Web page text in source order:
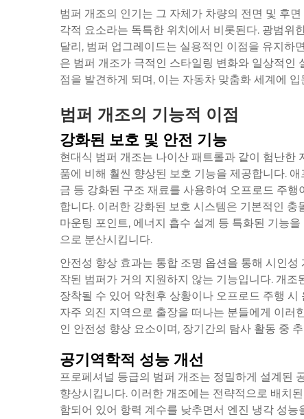
범퍼 개조의 인기는 그 자체가 차량의 전면 및 후
각적 요소라는 독특한 위치에서 비롯된다. 광범위
달리, 범퍼 업그레이드는 실용적인 이점을 유지하
은 범퍼 개조가 극적인 스타일링 변화와 일상적인
점을 발견하게 되며, 이는 자동차 맞춤화 세계에
범퍼 개조의 기능적 이점
강화된 보호 및 안전 기능
현대식 범퍼 개조는 나이산 패트롤과 같이 험난한
품에 비해 훨씬 향상된 보호 기능을 제공합니다.
금 등 강화된 구조 재료를 사용하여 오프로드 주
합니다. 이러한 강화된 보호 시스템은 기본적인
마운팅 포인트, 에너지 흡수 설계 등 특화된 기능
으로 분산시킵니다.
안전성 향상 효과는 통합 조명 옵션을 통해 시인
작된 범퍼가 거의 지원하지 않는 기능입니다. 개
장착될 수 있어 악천후 상황이나 오프로드 주행
자주 외진 지역으로 출장을 떠나는 분들에게 이러
인 안전성 향상 요소이며, 장기간의 탐사 활동 중
공기역학적 성능 개선
프로페셔널 등급의 범퍼 개조는 정밀하게 설계된
향상시킵니다. 이러한 개조에는 전략적으로 배치
함되어 있어 항력 계수를 낮추면서 엔진 냉각 성